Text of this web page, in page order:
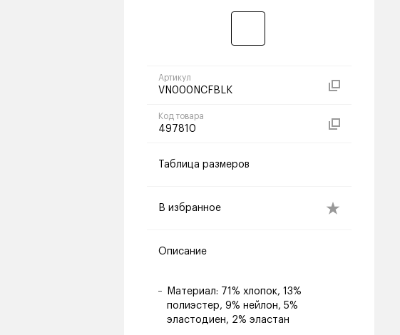
Артикул
VN000NCFBLK
Код товара
497810
Таблица размеров
В избранное
Описание
Материал: 71% хлопок, 13%
полиэстер, 9% нейлон, 5%
эластодиен, 2% эластан